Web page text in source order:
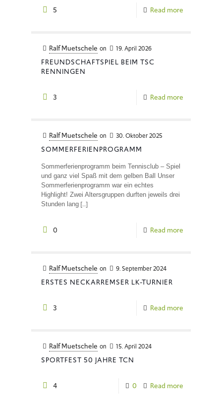
5 Read more
Ralf Muetschele on 19. April 2026
FREUNDSCHAFTSPIEL BEIM TSC
RENNINGEN
3 Read more
Ralf Muetschele on 30. Oktober 2025
SOMMERFERIENPROGRAMM
Sommerferienprogramm beim Tennisclub – Spiel
und ganz viel Spaß mit dem gelben Ball Unser
Sommerferienprogramm war ein echtes
Highlight! Zwei Altersgruppen durften jeweils drei
Stunden lang […]
0 Read more
Ralf Muetschele on 9. September 2024
ERSTES NECKARREMSER LK-TURNIER
3 Read more
Ralf Muetschele on 15. April 2024
SPORTFEST 50 JAHRE TCN
4 0 Read more